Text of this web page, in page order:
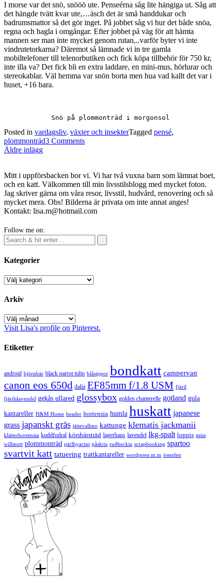
I morse var det snö, snööö ute. Penseérna såg lite hängiga ut. Såg att
det hängde tvätt kvar ute,…äsch det är små handdukar och
badrumsmattor så det gör inget. På jobbet såg vi hur det både snöa,
regna och hagla i omgångar. Efter jobbet på väg för att hämta
mannen ser man inte mycket genom rutan,..varför byter vi inte
vindrutetorkarna? Däremot så lämnade vi in tre gamla
mobiltelefoner till telenorbutiken och fick köpa tillbehör för 750 kr,
inte illa va? Det fick bli en extra laddare, en mini-mus, hörlurar och
stereokablar. Väl hemma var snön borta men hua vad kallt det var i
huset, +16 bara.
Snö på plommonträd i morgonsol
Posted in vardagsliv, växter och insekterTagged pensé,
plommonträd3 Comments
Inläggsnavigering
Äldre inlägg
Mitt i uppförsbacken bor vi. Vi har två vuxna barn som lämnat boet,
och en katt. Välkommen till min livsstilsblogg med mycket foton.
Jag skriver gärna om våra resor, livsstil, hudvård, renovering och så
mycket mera. Obs! Bilderna är privata om inte annat anges!
Kontakt: lisa.m@hotmail.com
Follow me on:
Kategorier
Kategorier
Arkiv
Arkiv
Visit Lisa's profile on Pinterest.
Etiketter
android björnbär black parrot tulip blåsippor bondkatt campervan
canon eos 650d dalia EF85mm f/1.8 USM fjäril
fjärilslavendel gekås ullared glossybox golden chanterelle gotland gula
kantareller H&M Home header hortensia humla huskatt japanese
grass japanskt gräs jättevallmo kattunge klematis jackmanii
klätterhortensia kuddfodral körsbärsträd lagerhaus lavendel lkg-spalt loppis miss
willmott plommonträd pärlhyacint påskris rudbeckia scrapbooking spartoo
svartvit katt tatuering trattkantareller wordpress m.m österlen